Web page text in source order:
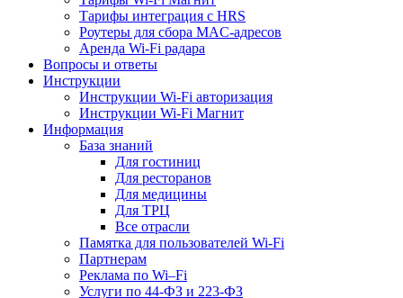
Тарифы интеграция с HRS
Роутеры для сбора MAC-адресов
Аренда Wi-Fi радара
Вопросы и ответы
Инструкции
Инструкции Wi-Fi авторизация
Инструкции Wi-Fi Магнит
Информация
База знаний
Для гостиниц
Для ресторанов
Для медицины
Для ТРЦ
Все отрасли
Памятка для пользователей Wi-Fi
Партнерам
Реклама по Wi–Fi
Услуги по 44-ФЗ и 223-ФЗ